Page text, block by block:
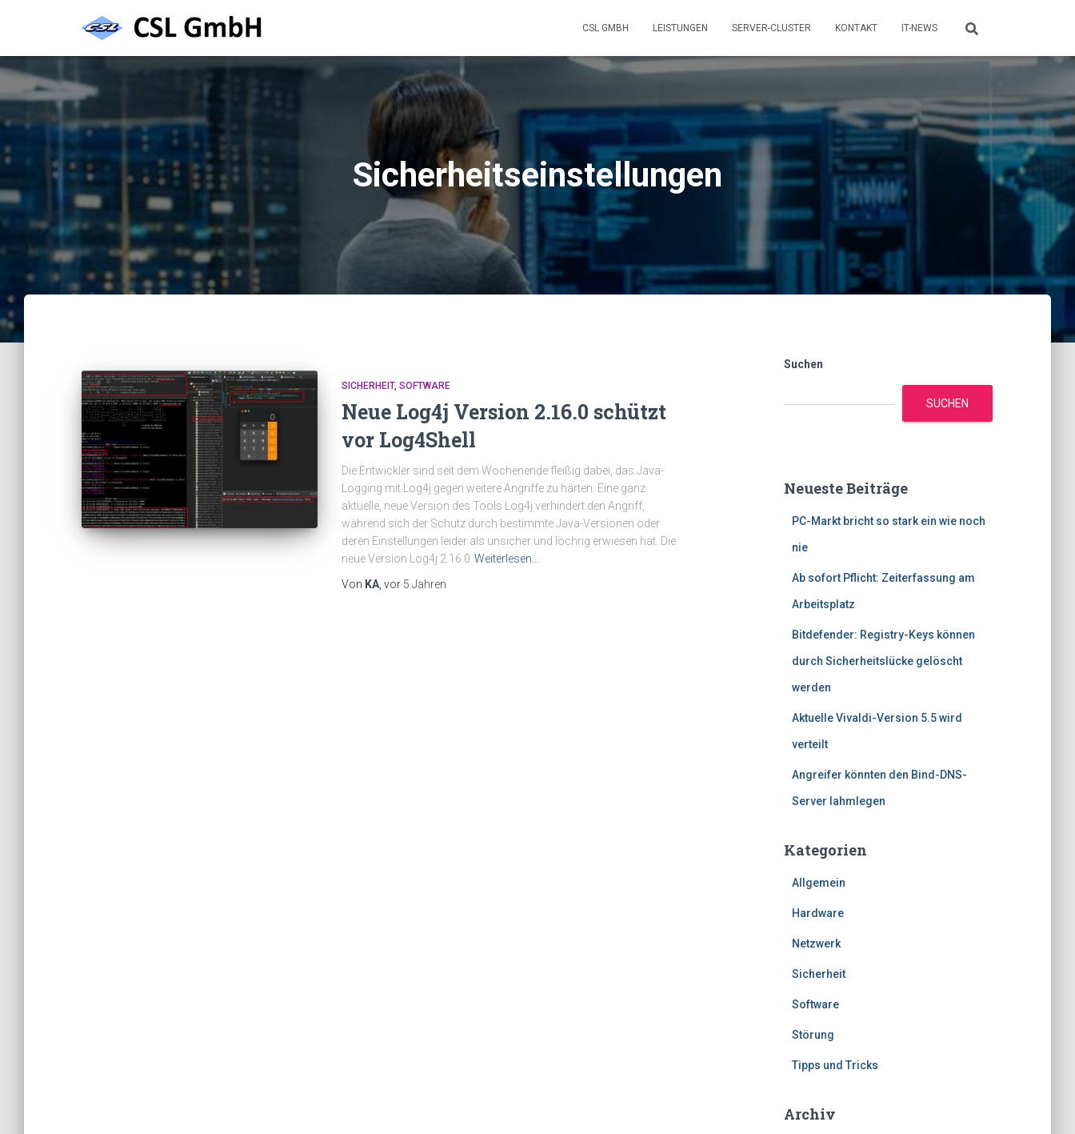
CSL GMBH LEISTUNGEN SERVER-CLUSTER KONTAKT IT-NEWS
Sicherheitseinstellungen
SICHERHEIT SOFTWARE
Neue Log4j Version 2.16.0 schützt
vor Log4Shell
Die Entwickler sind seit dem Wochenende fleißig dabei, das Java-
Logging mit Log4j gegen weitere Angriffe zu härten. Eine ganz
aktuelle, neue Version des Tools Log4j verhindert den Angriff,
während sich der Schutz durch bestimmte Java-Versionen oder
deren Einstellungen leider als unsicher und löchrig erwiesen hat. Die
neue Version Log4j 2.16.0 Weiterlesen…
Von KA , vor 5 Jahren
Suchen
SUCHEN
Neueste Beiträge
PC-Markt bricht so stark ein wie noch
nie
Ab sofort Pflicht: Zeiterfassung am
Arbeitsplatz
Bitdefender: Registry-Keys können
durch Sicherheitslücke gelöscht
werden
Aktuelle Vivaldi-Version 5.5 wird
verteilt
Angreifer könnten den Bind-DNS-
Server lahmlegen
Kategorien
Allgemein
Hardware
Netzwerk
Sicherheit
Software
Störung
Tipps und Tricks
Archiv